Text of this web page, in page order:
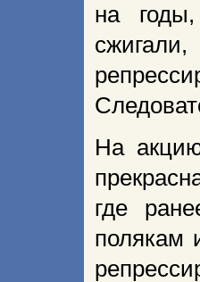
на
На
где
полякам